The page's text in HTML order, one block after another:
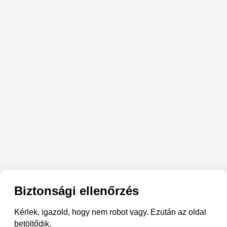
Biztonsági ellenőrzés
Kérlek, igazold, hogy nem robot vagy. Ezután az oldal
betöltődik.